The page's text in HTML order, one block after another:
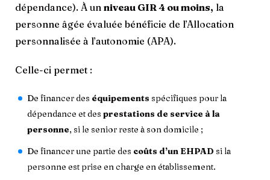
dépendance). À un niveau GIR 4 ou moins, la
personne âgée évaluée bénéficie de l’Allocation
personnalisée à l’autonomie (APA).
Celle-ci permet :
De financer des équipements spécifiques pour la
dépendance et des prestations de service à la
personne, si le senior reste à son domicile ;
De financer une partie des coûts d’un EHPAD si la
personne est prise en charge en établissement.